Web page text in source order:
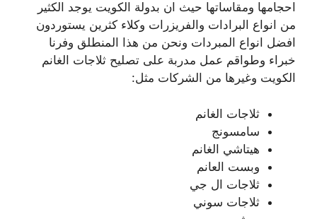
احجامها ومقاساتها حيث ان بدولة الكويت يوجد الكثير
من انواع البرادات والفريزرات وكلاء كثرين يستوردون
افضل انواع المبردات ونحن من هذا المنطلق وفرنا
خبراء وطواقم عمل مدربة على تصليح ثلاجات الغانم
الكويت وغيرها من الشركات مثل:
ثلاجات الغانم
سامسونج
هيتاشي الغانم
وبست العانم
ثلاجات ال جي
ثلاجات سوني